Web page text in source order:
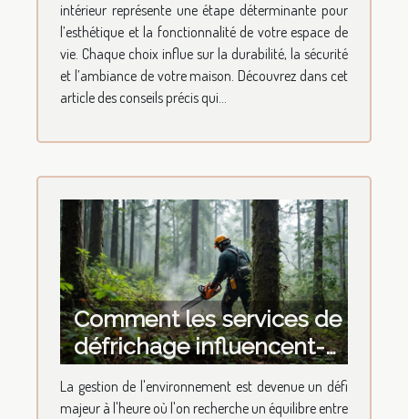
intérieur représente une étape déterminante pour
l’esthétique et la fonctionnalité de votre espace de
vie. Chaque choix influe sur la durabilité, la sécurité
et l’ambiance de votre maison. Découvrez dans cet
article des conseils précis qui...
Comment les services de
défrichage influencent-
ils le développement
durable ?
La gestion de l'environnement est devenue un défi
majeur à l'heure où l'on recherche un équilibre entre